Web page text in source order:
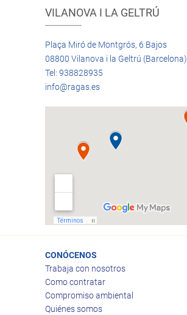
VILANOVA I LA GELTRÚ
Plaça Miró de Montgrós, 6 Bajos
08800 Vilanova i la Geltrú (Barcelona)
Tel: 938828935
info@ragas.es
CONÓCENOS
Trabaja con nosotros
Como contratar
Compromiso ambiental
Quiénes somos